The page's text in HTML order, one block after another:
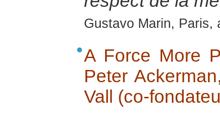
Gustavo Marin, Paris,
A Force More
Peter
Vall (co-